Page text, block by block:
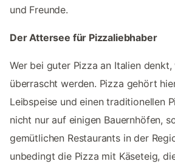
und Freunde.
Der Attersee für Pizzaliebhaber
Wer bei guter Pizza an Italien
überrascht werden. Pizza gehört
Leibspeise und einen traditionellen
nicht nur auf einigen Bauernhöfen,
gemütlichen Restaurants in der
unbedingt die Pizza mit Käseteig,